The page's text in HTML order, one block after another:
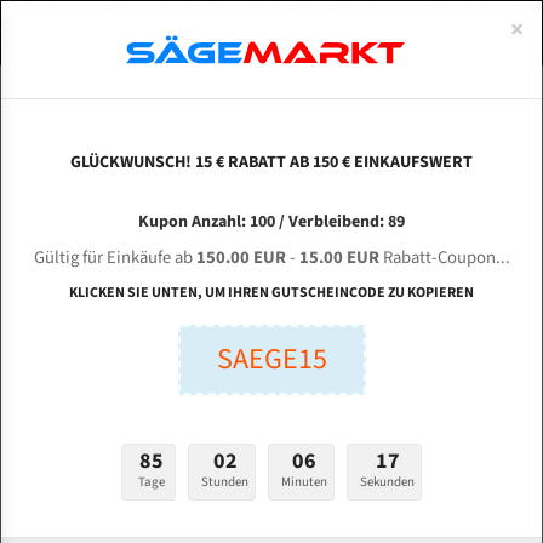
FAT 500 SA DI für 5300 mm Bi-Metall
Bandsägeblätter
Länge (mm):
Stärken + Zahnteilung:
mm
ABOUTS
ENGLISH
Bi-Metall Meterware
Fleischerei Bandsägeblätter
Bandmesser Glatt Meterware
Konvex Meterware
×
GLÜCKWUNSCH! 15 € RABATT AB 150 € EINKAUFSWERT
Kupon Anzahl: 100 / Verbleibend: 89
Gültig für Einkäufe ab150.00 EUR- 15.00 EURRabatt-Coupon...
KLICKEN SIE UNTEN, UM IHREN GUTSCHEINCODE ZU KOPIEREN
SAEGE15
85
Tage
02
Stunden
06
Minuten
16
Sekunden